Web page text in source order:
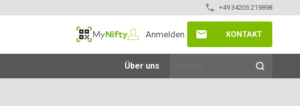
+49 34205 219898
MyNifty
Anmelden KONTAKT
Über uns